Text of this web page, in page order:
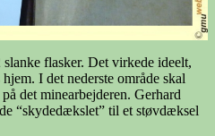
flasker. Det virkede ideelt,
I det nederste område skal
det minearbejderen. Gerhard
“skydedækslet” til et støvdæksel